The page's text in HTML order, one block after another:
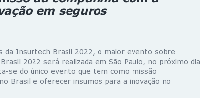
em seguros
da Insurtech Brasil 2022, o maior evento sobre
2022 será realizada em São Paulo, no próximo dia
se do único evento que tem como missão
Brasil e oferecer insumos para a inovação no